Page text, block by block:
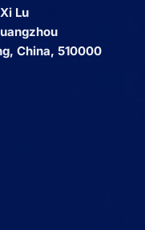
Lu
China, 510000